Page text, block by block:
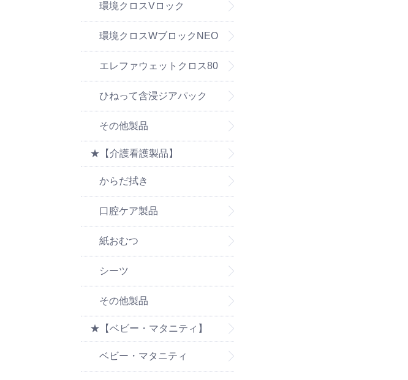
環境クロスVロック
環境クロスWブロックNEO
エレファウェットクロス80
ひねって含浸ジアパック
その他製品
★【介護看護製品】
からだ拭き
口腔ケア製品
紙おむつ
シーツ
その他製品
★【ベビー・マタニティ】
ベビー・マタニティ